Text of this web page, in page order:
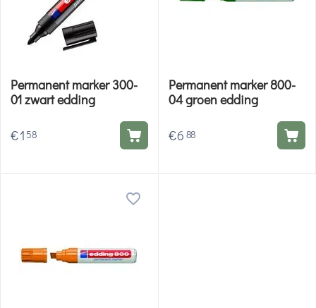
Permanent marker 300-
01 zwart edding
€1 58
Permanent marker 800-
04 groen edding
€6 88